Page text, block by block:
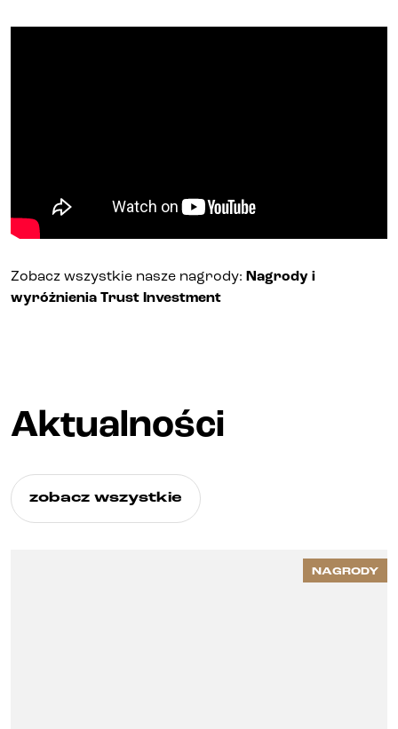
Zobacz wszystkie nasze nagrody: Nagrody i
wyróżnienia Trust Investment
Aktualności
zobacz wszystkie
NAGRODY